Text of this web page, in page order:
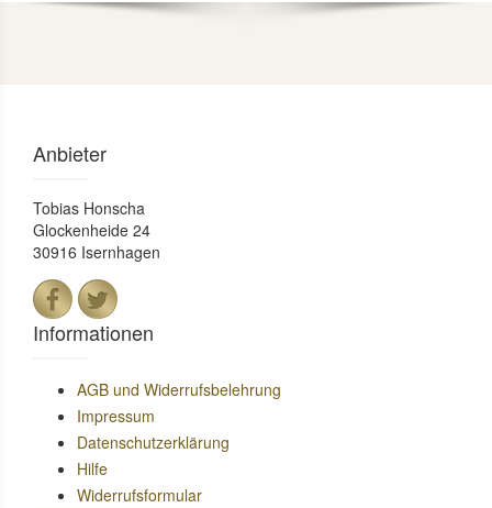
Anbieter
Tobias Honscha
Glockenheide 24
30916 Isernhagen
Informationen
AGB und Widerrufsbelehrung
Impressum
Datenschutzerklärung
Hilfe
Widerrufsformular